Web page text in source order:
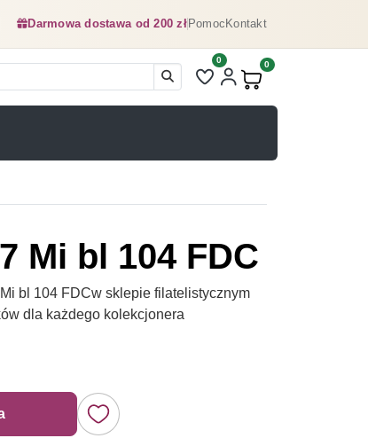
Darmowa dostawa od 200 złPomocKontakt
Liczba pozycji na liście
0
Produkty w koszyku:
0
Mi bl 104 FDC
bl 104 FDCw sklepie filatelistycznym
dla każdego kolekcjonera